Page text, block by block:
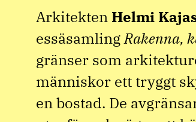
Arkitekten Helmi
essäsamlingRakenna,
gränser som
människor ett tryggt
en bostad. De